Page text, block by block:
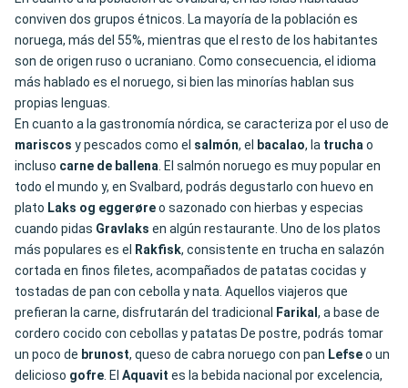
conviven dos grupos étnicos. La mayoría de la población es
noruega, más del 55%, mientras que el resto de los habitantes
son de origen ruso o ucraniano. Como consecuencia, el idioma
más hablado es el noruego, si bien las minorías hablan sus
propias lenguas.
En cuanto a la gastronomía nórdica, se caracteriza por el uso de
mariscos y pescados como el salmón, el bacalao, la truchao
incluso carne de ballena. El salmón noruego es muy popular en
todo el mundo y, en Svalbard, podrás degustarlo con huevo en
plato Laks og eggerøreo sazonado con hierbas y especias
cuando pidas Gravlaks en algún restaurante. Uno de los platos
más populares es el
Rakfisk, consistente en trucha en salazón
cortada en finos filetes, acompañados de patatas cocidas y
tostadas de pan con cebolla y nata. Aquellos viajeros que
prefieran la carne, disfrutarán del tradicional Farikal , a base de
cordero cocido con cebollas y patatas De postre, podrás tomar
un poco de brunost, queso de cabra noruego con pan Lefseo un
delicioso gofre. El Aquavit es la bebida nacional por excelencia,